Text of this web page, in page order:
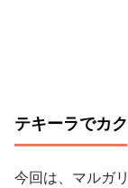
テキーラでカ
今回は、マルガ